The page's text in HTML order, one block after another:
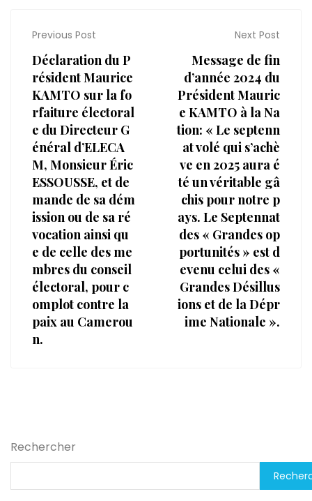
Previous Post
Déclaration du P
résident Maurice
KAMTO sur la fo
rfaiture électoral
e du Directeur G
énéral d’ELECA
M, Monsieur Éric
ESSOUSSE, et de
mande de sa dém
ission ou de sa ré
vocation ainsi qu
e de celle des me
mbres du conseil
électoral, pour c
omplot contre la
paix au Camerou
n.
Next Post
Message de fin
d’année 2024 du
Président Mauric
e KAMTO à la Na
tion: « Le septenn
at volé qui s’achè
ve en 2025 aura é
té un véritable gâ
chis pour notre p
ays. Le Septennat
des « Grandes op
portunités » est d
evenu celui des «
Grandes Désillus
ions et de la Dépr
ime Nationale ».
Rechercher